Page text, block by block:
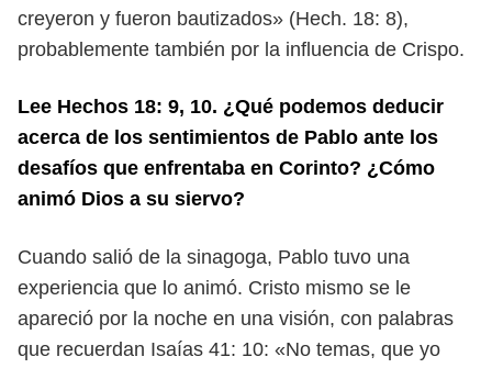
creyeron y fueron bautizados» (Hech. 18: 8),
probablemente también por la influencia de Crispo.
Lee Hechos 18: 9, 10. ¿Qué podemos deducir
acerca de los sentimientos de Pablo ante los
desafíos que enfrentaba en Corinto? ¿Cómo
animó Dios a su siervo?
Cuando salió de la sinagoga, Pablo tuvo una
experiencia que lo animó. Cristo mismo se le
apareció por la noche en una visión, con palabras
que recuerdan Isaías 41: 10: «No temas, que yo